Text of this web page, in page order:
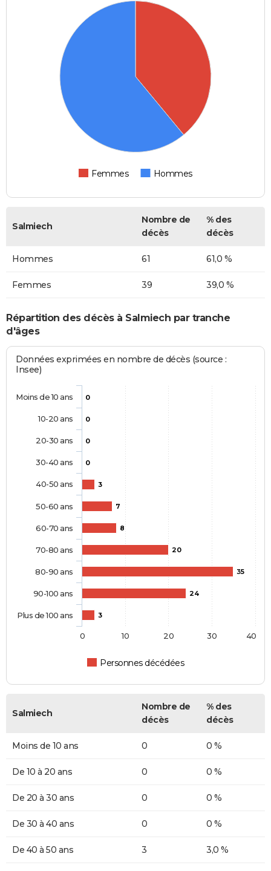
Femmes Hommes
Salmiech
Nombre de
décès
% des
décès
Hommes 61 61,0 %
Femmes 39 39,0 %
Répartition des décès à Salmiech par tranche
d'âges
Données exprimées en nombre de décès (source :
Insee)
0
0
0
0
3
7
8
20
35
24
3
Personnes décédées
Moins de 10 ans
10-20 ans
20-30 ans
30-40 ans
40-50 ans
50-60 ans
60-70 ans
70-80 ans
80-90 ans
90-100 ans
Plus de 100 ans
0 10 20 30 40
Salmiech
Nombre de
décès
% des
décès
Moins de 10 ans 0 0 %
De 10 à 20 ans 0 0 %
De 20 à 30 ans 0 0 %
De 30 à 40 ans 0 0 %
De 40 à 50 ans 3 3,0 %